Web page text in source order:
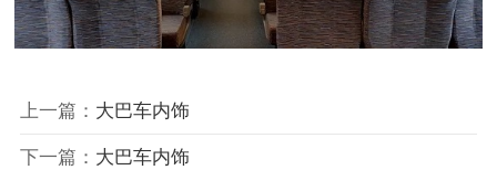
上一篇： 大巴车内饰
下一篇： 大巴车内饰